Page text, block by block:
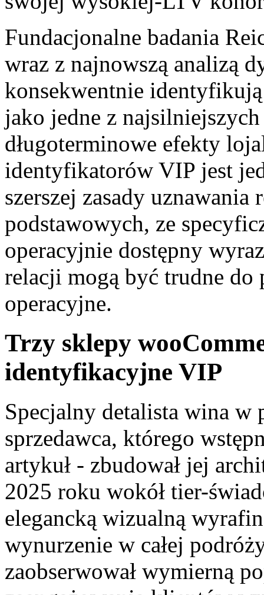
Fundacjonalne badania
wraz z najnowszą analizą
konsekwentnie
jako jedne z
długoterminowe efekty
identyfikatorów VIP jest
szerszej zasady
podstawowych, ze
operacyjnie dostępny
relacji mogą być trudne do
operacyjne.
Trzy sklepy
identyfikacyjne VIP
Specjalny detalista wina w
sprzedawca, którego
artykuł - zbudował jej
2025 roku wokół tier-
elegancką wizualną
wynurzenie w całej
zaobserwował wymierną